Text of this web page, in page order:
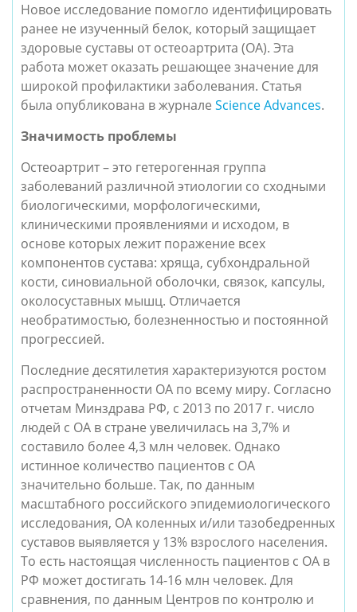
Новое исследование помогло идентифицировать
ранее не изученный белок, который защищает
здоровые суставы от остеоартрита (ОА). Эта
работа может оказать решающее значение для
широкой профилактики заболевания. Статья
была опубликована в журнале Science Advances.
Значимость проблемы
Остеоартрит – это гетерогенная группа
заболеваний различной этиологии со сходными
биологическими, морфологическими,
клиническими проявлениями и исходом, в
основе которых лежит поражение всех
компонентов сустава: хряща, субхондральной
кости, синовиальной оболочки, связок, капсулы,
околосуставных мышц. Отличается
необратимостью, болезненностью и постоянной
прогрессией.
Последние десятилетия характеризуются ростом
распространенности ОА по всему миру. Согласно
отчетам Минздрава РФ, с 2013 по 2017 г. число
людей с ОА в стране увеличилась на 3,7% и
составило более 4,3 млн человек. Однако
истинное количество пациентов с ОА
значительно больше. Так, по данным
масштабного российского эпидемиологического
исследования, ОА коленных и/или тазобедренных
суставов выявляется у 13% взрослого населения.
То есть настоящая численность пациентов с ОА в
РФ может достигать 14-16 млн человек. Для
сравнения, по данным Центров по контролю и